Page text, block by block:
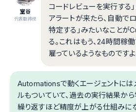
室谷
代表取締役
コードレビューを実行する
アラートが来たら、自動で
特定する」みたいなことが
る。これはもう、24時間稼
雇っているようなものですよ
Automationsで動くエージェントには
ルもついていて、過去の実行結果から
繰り返すほど精度が上がる仕組みに